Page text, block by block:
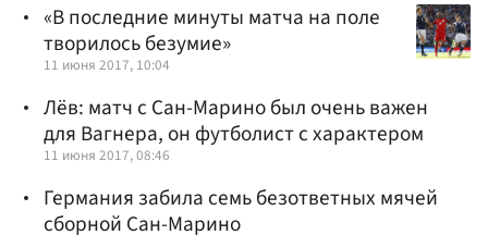
«В последние минуты матча на поле
творилось безумие»
11 июня 2017, 10:04
Лёв: матч с Сан-Марино был очень важен
для Вагнера, он футболист с характером
11 июня 2017, 08:46
Германия забила семь безответных мячей
сборной Сан-Марино